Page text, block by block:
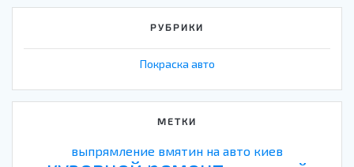
РУБРИКИ
Покраска авто
МЕТКИ
выпрямление вмятин на авто киев